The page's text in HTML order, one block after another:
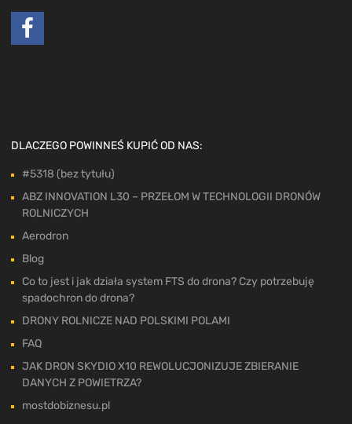
DLACZEGO POWINNEŚ KUPIĆ OD NAS:
#5318 (bez tytułu)
ABZ INNOVATION L30 – PRZEŁOM W TECHNOLOGII DRONÓW
ROLNICZYCH
Aerodron
Blog
Co to jest i jak działa system FTS do drona? Czy potrzebuję
spadochron do drona?
DRONY ROLNICZE NAD POLSKIMI POLAMI
FAQ
JAK DRON SKYDIO X10 REWOLUCJONIZUJE ZBIERANIE
DANYCH Z POWIETRZA?
mostdobiznesu.pl